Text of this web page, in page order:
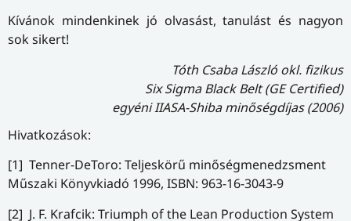
Kívánok mindenkinek jó olvasást, tanulást és nagyon
sok sikert!
Tóth Csaba László okl. fizikus
Six Sigma Black Belt (GE Certified)
egyéni IIASA-Shiba minőségdíjas (2006)
Hivatkozások:
[1] Tenner-DeToro: Teljeskörű minőségmenedzsment
Műszaki Könyvkiadó 1996, ISBN: 963-16-3043-9
[2] J. F. Krafcik: Triumph of the Lean Production System